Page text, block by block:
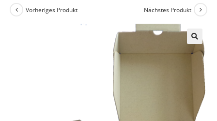
Vorheriges Produkt Nächstes Produkt